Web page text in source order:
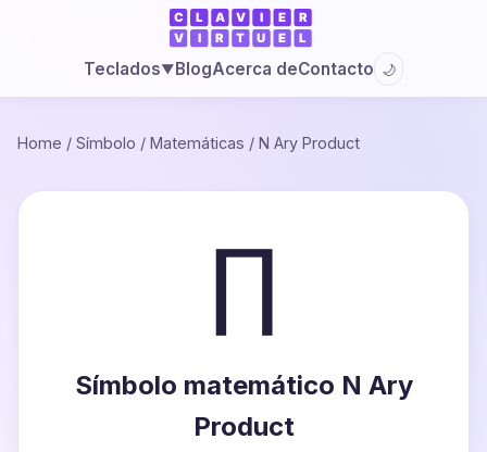
Teclados▼BlogAcerca deContacto 🌙
Home / Símbolo / Matemáticas / N Ary Product
∏
Símbolo matemático N Ary
Product